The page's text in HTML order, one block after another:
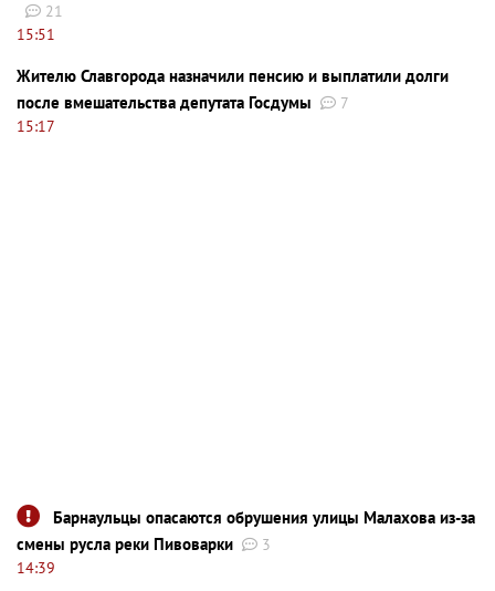
21
15:51
Жителю Славгорода назначили пенсию и выплатили долги
после вмешательства депутата Госдумы
7
15:17
Барнаульцы опасаются обрушения улицы Малахова из-за
смены русла реки Пивоварки
3
14:39